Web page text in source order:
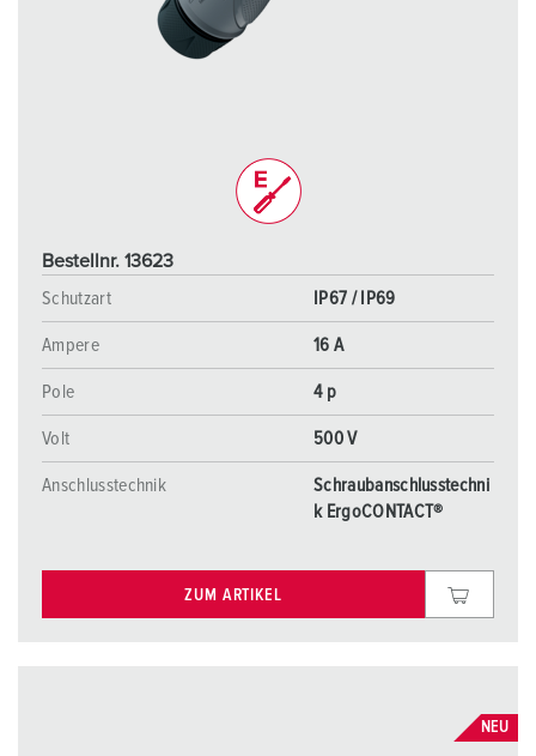
Bestellnr. 13623
Schutzart
IP67 / IP69
Ampere 16 A
Pole 4 p
Volt 500 V
Anschlusstechnik
Schraubanschlusstechni
k ErgoCONTACT®
ZUM ARTIKEL
NEU